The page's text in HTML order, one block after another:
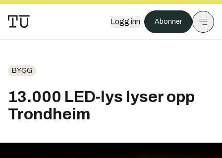
Logg inn Abonner
BYGG
13.000 LED-lys lyser opp
Trondheim